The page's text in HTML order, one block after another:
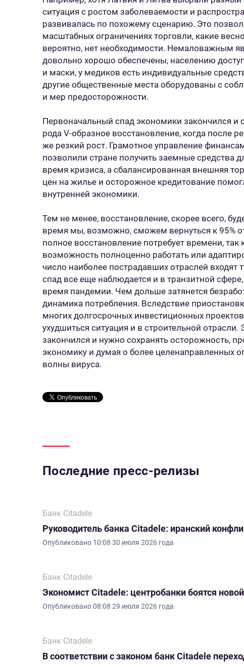
ситуация с ростом заболеваемости и
развивалась по похожему сценарию. Это
масштабных ограничениях торговли, какие
вероятно, нет необходимости. Немаловажным
довольно хорошо обеспечены, населению
и маски, у медиков есть индивидуальные
другие общественные места оборудованы с
и мер предосторожности.
Первоначальный спад экономики закончился и
рода V-образное восстановление, когда после
же резкий рост. Грамотное управление
позволили стране получить заемные средства
время кризиса, а сбалансированная внешняя
цен на жилье и осторожное кредитование
внутренней экономики.
Тем не менее, восстановление, скорее всего,
время мы, возможно, сможем вернуться к 95%
полное восстановление потребует времени, так
возможность полноценно работать или
число наиболее пострадавших отраслей входят
спад все еще наблюдается и в транзитной
время пандемии. Чем дольше затянется
динамика потребления. Вследствие
многих долгосрочных инвестиционных
ухудшиться ситуация и в строительной отрасли.
закончился и нужно сохранять осторожность,
экономику и думая о более целенаправленных
волны вируса.
Последние пресс-релизы
Банк Citadele
Руководитель банка Citadele: иранский
Опубликовано 10:08 30 июля 2026 года
Банк Citadele
Экономист Citadele: центробанки боятся
Опубликовано08:08 29 июля 2026 года
Банк Citadele
В соответствии с законом банк Citadele